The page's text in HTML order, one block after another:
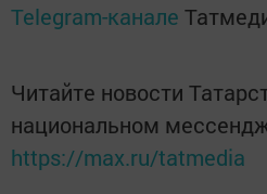
Telegram-канале
Читайте новости
национальном
https://max.ru/tatmedia